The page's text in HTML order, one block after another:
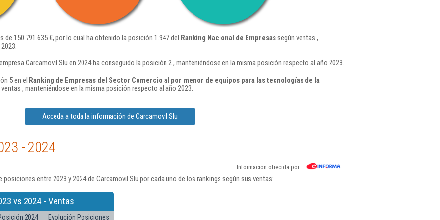
de 150.791.635 €, por lo cual ha obtenido la posición 1.947 del Ranking Nacional de Empresassegún ventas ,
Carcamovil Slu en 2024 ha conseguido la posición 2 , manteniéndose en la misma posición respecto al año 2023.
5 en el Ranking de Empresas del Sector Comercio al por menor de equipos para las tecnologías de la
, manteniéndose en la misma posición respecto al año 2023.
Acceda a toda la información de Carcamovil Slu
- 2024
Información ofrecida por
entre 2023 y 2024 de Carcamovil Slu por cada uno de los rankings según sus ventas:
vs 2024 - Ventas
2024 Evolución Posiciones